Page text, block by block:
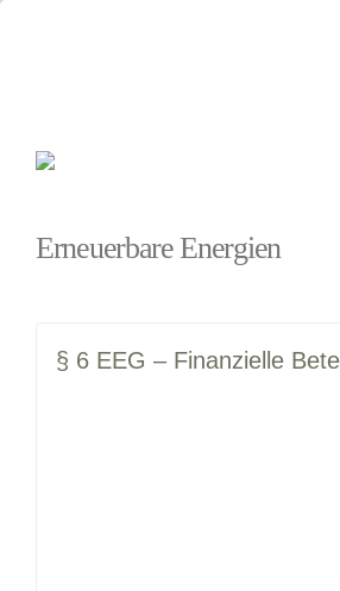
Erneuerbare Energien
§ 6 EEG – Finanzielle